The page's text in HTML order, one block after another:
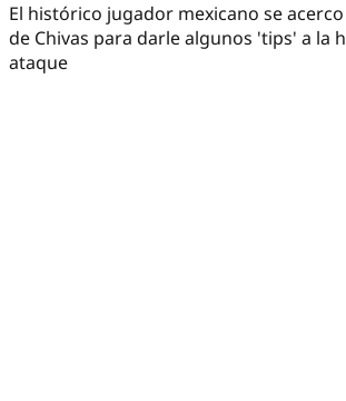
El histórico jugador mexicano se
de Chivas para darle algunos 'tips' a la
ataque